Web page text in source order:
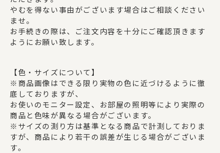
やむを得ない事由がございます場合はご相談ください
ませ。
お手続きの際は、ご注文内容を十分にご確認頂きます
ようにお願い致します。
【色・サイズについて】
※商品画像はできる限り実物の色に近づけるように徹
底しておりますが、
お使いのモニター設定、お部屋の照明等により実際の
商品と色味が異なる場合がございます。
※サイズの測り方は基準となる商品で計測しておりま
すが、商品により若干の誤差が生じる場合がございま
す。